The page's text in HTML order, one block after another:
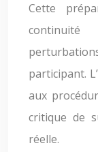
Cette
participant.
aux
critique de
réelle.